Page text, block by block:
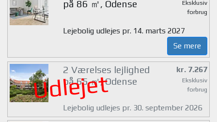
på 86 ㎡, Odense
Eksklusiv
forbrug
Lejebolig udlejes pr. 14. marts 2027
Se mere
Udlejet
2 Værelses lejlighed
på 65 ㎡, Odense
kr. 7.267
Eksklusiv
forbrug
Lejebolig udlejes pr. 30. september 2026